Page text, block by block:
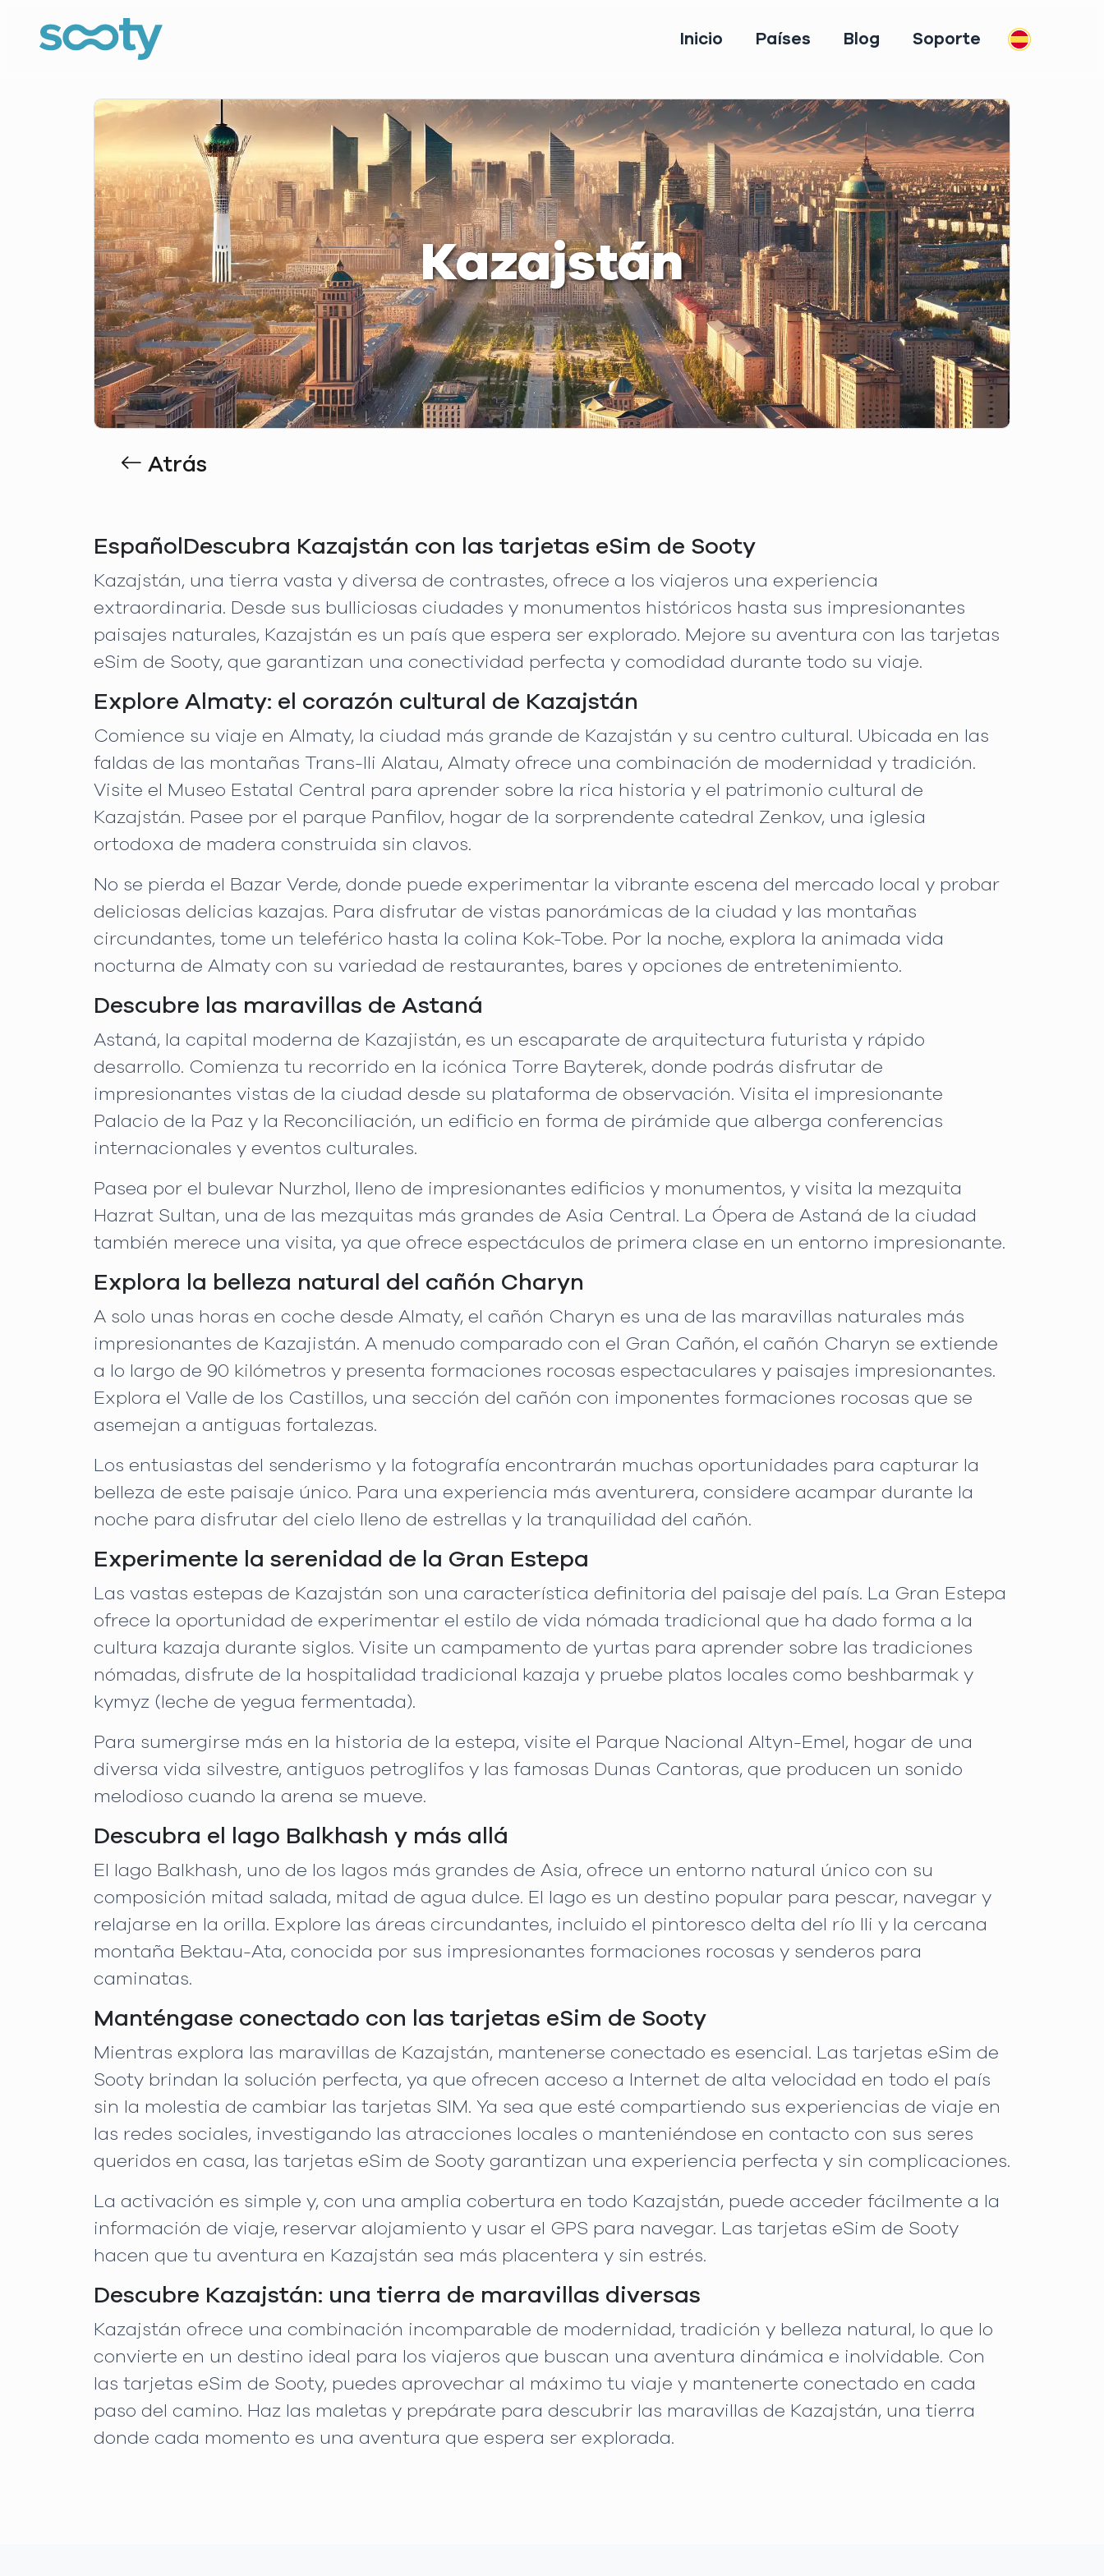
Inicio Países Blog Soporte
Kazajstán
Atrás
EspañolDescubra Kazajstán con las tarjetas eSim de Sooty
Kazajstán, una tierra vasta y diversa de contrastes, ofrece a los viajeros una experiencia
extraordinaria. Desde sus bulliciosas ciudades y monumentos históricos hasta sus impresionantes
paisajes naturales, Kazajstán es un país que espera ser explorado. Mejore su aventura con las tarjetas
eSim de Sooty, que garantizan una conectividad perfecta y comodidad durante todo su viaje.
Explore Almaty: el corazón cultural de Kazajstán
Comience su viaje en Almaty, la ciudad más grande de Kazajstán y su centro cultural. Ubicada en las
faldas de las montañas Trans-Ili Alatau, Almaty ofrece una combinación de modernidad y tradición.
Visite el Museo Estatal Central para aprender sobre la rica historia y el patrimonio cultural de
Kazajstán. Pasee por el parque Panfilov, hogar de la sorprendente catedral Zenkov, una iglesia
ortodoxa de madera construida sin clavos.
No se pierda el Bazar Verde, donde puede experimentar la vibrante escena del mercado local y probar
deliciosas delicias kazajas. Para disfrutar de vistas panorámicas de la ciudad y las montañas
circundantes, tome un teleférico hasta la colina Kok-Tobe. Por la noche, explora la animada vida
nocturna de Almaty con su variedad de restaurantes, bares y opciones de entretenimiento.
Descubre las maravillas de Astaná
Astaná, la capital moderna de Kazajistán, es un escaparate de arquitectura futurista y rápido
desarrollo. Comienza tu recorrido en la icónica Torre Bayterek, donde podrás disfrutar de
impresionantes vistas de la ciudad desde su plataforma de observación. Visita el impresionante
Palacio de la Paz y la Reconciliación, un edificio en forma de pirámide que alberga conferencias
internacionales y eventos culturales.
Pasea por el bulevar Nurzhol, lleno de impresionantes edificios y monumentos, y visita la mezquita
Hazrat Sultan, una de las mezquitas más grandes de Asia Central. La Ópera de Astaná de la ciudad
también merece una visita, ya que ofrece espectáculos de primera clase en un entorno impresionante.
Explora la belleza natural del cañón Charyn
A solo unas horas en coche desde Almaty, el cañón Charyn es una de las maravillas naturales más
impresionantes de Kazajistán. A menudo comparado con el Gran Cañón, el cañón Charyn se extiende
a lo largo de 90 kilómetros y presenta formaciones rocosas espectaculares y paisajes impresionantes.
Explora el Valle de los Castillos, una sección del cañón con imponentes formaciones rocosas que se
asemejan a antiguas fortalezas.
Los entusiastas del senderismo y la fotografía encontrarán muchas oportunidades para capturar la
belleza de este paisaje único. Para una experiencia más aventurera, considere acampar durante la
noche para disfrutar del cielo lleno de estrellas y la tranquilidad del cañón.
Experimente la serenidad de la Gran Estepa
Las vastas estepas de Kazajstán son una característica definitoria del paisaje del país. La Gran Estepa
ofrece la oportunidad de experimentar el estilo de vida nómada tradicional que ha dado forma a la
cultura kazaja durante siglos. Visite un campamento de yurtas para aprender sobre las tradiciones
nómadas, disfrute de la hospitalidad tradicional kazaja y pruebe platos locales como beshbarmak y
kymyz (leche de yegua fermentada).
Para sumergirse más en la historia de la estepa, visite el Parque Nacional Altyn-Emel, hogar de una
diversa vida silvestre, antiguos petroglifos y las famosas Dunas Cantoras, que producen un sonido
melodioso cuando la arena se mueve.
Descubra el lago Balkhash y más allá
El lago Balkhash, uno de los lagos más grandes de Asia, ofrece un entorno natural único con su
composición mitad salada, mitad de agua dulce. El lago es un destino popular para pescar, navegar y
relajarse en la orilla. Explore las áreas circundantes, incluido el pintoresco delta del río Ili y la cercana
montaña Bektau-Ata, conocida por sus impresionantes formaciones rocosas y senderos para
caminatas.
Manténgase conectado con las tarjetas eSim de Sooty
Mientras explora las maravillas de Kazajstán, mantenerse conectado es esencial. Las tarjetas eSim de
Sooty brindan la solución perfecta, ya que ofrecen acceso a Internet de alta velocidad en todo el país
sin la molestia de cambiar las tarjetas SIM. Ya sea que esté compartiendo sus experiencias de viaje en
las redes sociales, investigando las atracciones locales o manteniéndose en contacto con sus seres
queridos en casa, las tarjetas eSim de Sooty garantizan una experiencia perfecta y sin complicaciones.
La activación es simple y, con una amplia cobertura en todo Kazajstán, puede acceder fácilmente a la
información de viaje, reservar alojamiento y usar el GPS para navegar. Las tarjetas eSim de Sooty
hacen que tu aventura en Kazajstán sea más placentera y sin estrés.
Descubre Kazajstán: una tierra de maravillas diversas
Kazajstán ofrece una combinación incomparable de modernidad, tradición y belleza natural, lo que lo
convierte en un destino ideal para los viajeros que buscan una aventura dinámica e inolvidable. Con
las tarjetas eSim de Sooty, puedes aprovechar al máximo tu viaje y mantenerte conectado en cada
paso del camino. Haz las maletas y prepárate para descubrir las maravillas de Kazajstán, una tierra
donde cada momento es una aventura que espera ser explorada.